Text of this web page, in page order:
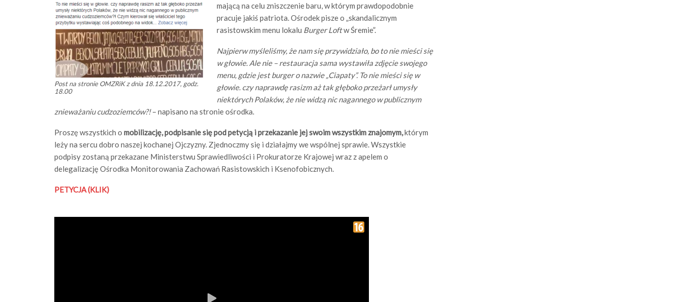
Post na stronie OMZRiK z dnia 18.12.2017, godz.
18.00
mającą na celu zniszczenie baru, w którym prawdopodobnie
pracuje jakiś patriota. Ośrodek pisze o „skandalicznym
rasistowskim menu lokalu Burger Loftw Śremie”.
Najpierw myśleliśmy, że nam się przywidziało, bo to nie mieści się
w głowie. Ale nie – restauracja sama wystawiła zdjęcie swojego
menu, gdzie jest burger o nazwie „Ciapaty”. To nie mieści się w
głowie. czy naprawdę rasizm aż tak głęboko przeżarł umysły
niektórych Polaków, że nie widzą nic nagannego w publicznym
znieważaniu cudzoziemców?!– napisano na stronie ośrodka.
Proszę wszystkich o mobilizację, podpisanie się pod petycją i przekazanie jej swoim wszystkim znajomym,którym
leży na sercu dobro naszej kochanej Ojczyzny. Zjednoczmy się i działajmy we wspólnej sprawie. Wszystkie
podpisy zostaną przekazane Ministerstwu Sprawiedliwości i Prokuratorze Krajowej wraz z apelem o
delegalizację Ośrodka Monitorowania Zachowań Rasistowskich i Ksenofobicznych.
PETYCJA (KLIK)